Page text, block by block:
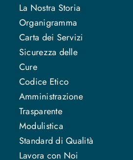
La Nostra Storia
Organigramma
Carta dei Servizi
Sicurezza delle
Cure
Codice Etico
Amministrazione
Trasparente
Modulistica
Standard di Qualità
Lavora con Noi